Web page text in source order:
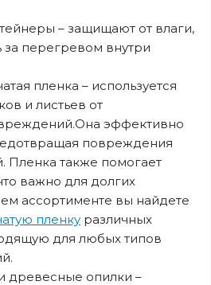
– защищают от влаги,
за перегревом внутри
пленка – используется
и листьев от
эффективно
повреждения
Пленка также помогает
важно для долгих
ассортименте вы найдете
пленку различных
для любых типов
древесные опилки –